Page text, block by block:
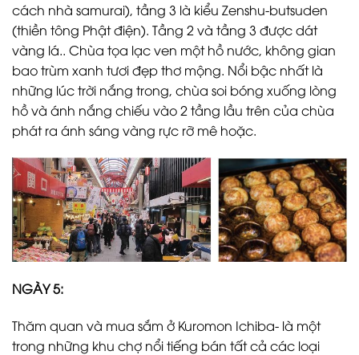
cách nhà samurai), tầng 3 là kiểu Zenshu-butsuden
(thiền tông Phật điện). Tầng 2 và tầng 3 được dát
vàng lá.. Chùa tọa lạc ven một hồ nước, không gian
bao trùm xanh tươi đẹp thơ mộng. Nổi bậc nhất là
những lúc trời nắng trong, chùa soi bóng xuống lòng
hồ và ánh nắng chiếu vào 2 tầng lầu trên của chùa
phát ra ánh sáng vàng rực rỡ mê hoặc.
NGÀY 5:
Thăm quan và mua sắm ở Kuromon Ichiba- là một
trong những khu chợ nổi tiếng bán tất cả các loại